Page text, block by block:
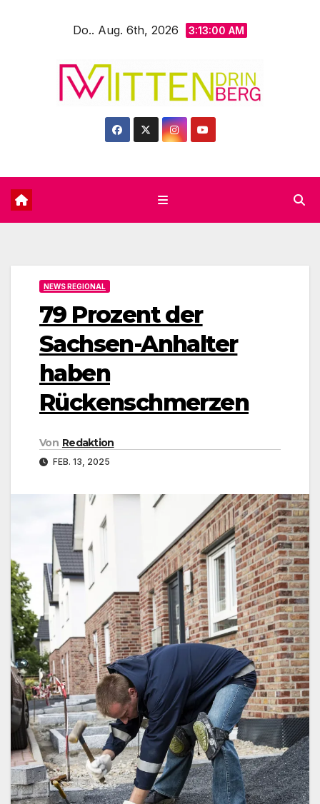
Do.. Aug. 6th, 2026 3:13:02 AM
NEWS REGIONAL
79 Prozent der
Sachsen-Anhalter
haben
Rückenschmerzen
Von Redaktion
FEB. 13, 2025